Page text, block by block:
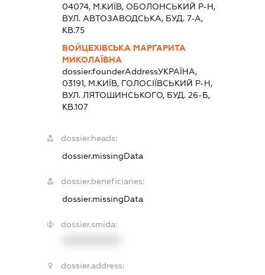
04074, М.КИЇВ, ОБОЛОНСЬКИЙ Р-Н,
ВУЛ. АВТОЗАВОДСЬКА, БУД. 7-А,
КВ.75
ВОЙЦЕХІВСЬКА МАРГАРИТА
МИКОЛАЇВНА
dossier.founderAddressУКРАЇНА,
03191, М.КИЇВ, ГОЛОСІЇВСЬКИЙ Р-Н,
ВУЛ. ЛЯТОШИНСЬКОГО, БУД. 26-Б,
КВ.107
dossier.heads:
dossier.missingData
dossier.beneficiaries:
dossier.missingData
dossier.smida:
dossier.address: